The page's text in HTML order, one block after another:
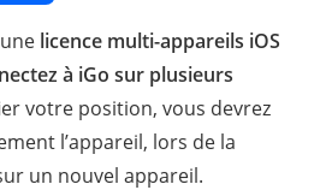
licence multi-appareils iOS
à iGo sur plusieurs
votre position, vous devrez
l’appareil, lors de la
un nouvel appareil.